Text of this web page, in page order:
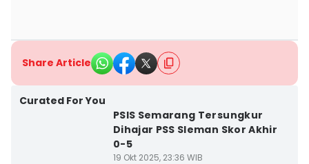
Share Article
Curated For You
PSIS Semarang Tersungkur
Dihajar PSS Sleman Skor Akhir
0-5
19 Okt 2025, 23:36 WIB